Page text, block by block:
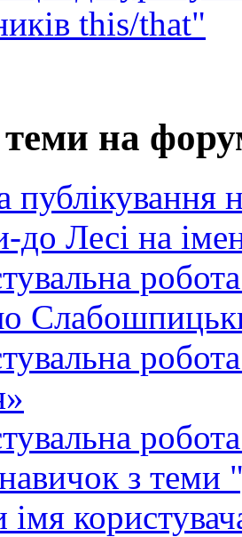
this/that"
на
публікування
до Лесі на
з теми
імя